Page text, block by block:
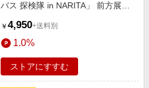
バス 探検隊 in NARITA」 前方展望
行事業所 → さくらの山 → 成田空
港第2ターミナル 4K撮影作品
[ANRS-72347B]
￥ 4,950+送料別
1.0%
ストアにすすむ